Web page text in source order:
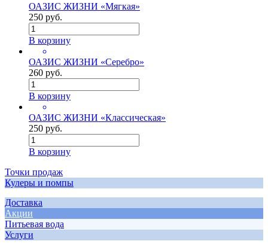
ОАЗИС ЖИЗНИ «Мягкая»
250 руб.
В корзину
ОАЗИС ЖИЗНИ «Серебро»
260 руб.
В корзину
ОАЗИС ЖИЗНИ «Классическая»
250 руб.
В корзину
Точки продаж
Кулеры и помпы
Доставка
Акции
Питьевая вода
Услуги